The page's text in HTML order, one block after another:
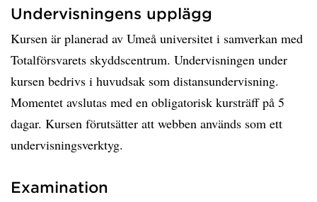
Undervisningens upplägg
Kursen är planerad av Umeå universitet i samverkan med
Totalförsvarets skyddscentrum. Undervisningen under
kursen bedrivs i huvudsak som distansundervisning.
Momentet avslutas med en obligatorisk kursträff på 5
dagar. Kursen förutsätter att webben används som ett
undervisningsverktyg.
Examination